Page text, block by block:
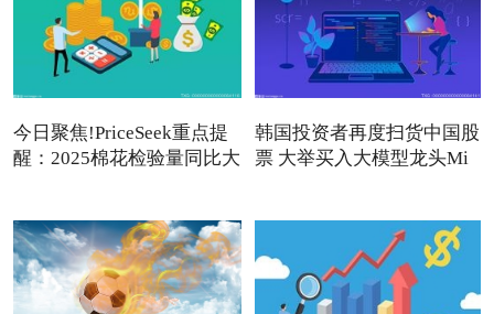
今日聚焦!PriceSeek重点提
醒：2025棉花检验量同比大
韩国投资者再度扫货中国股
票 大举买入大模型龙头Mi